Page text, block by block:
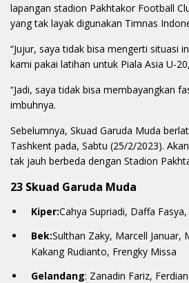
lapangan stadion Pakhtakor Football
yang tak layak digunakan Timnas
“Jujur, saya tidak bisa mengerti situasi
kami pakai latihan untuk Piala Asia U-
“Jadi, saya tidak bisa membayangkan
imbuhnya.
Sebelumnya, Skuad Garuda Muda
Tashkent pada, Sabtu (25/2/2023).
tak jauh berbeda dengan Stadion
23 Skuad Garuda Muda
Kiper:Cahya Supriadi, Daffa
Bek:Sulthan Zaky, Marcell Januar,
Kakang Rudianto, Frengky Missa
Gelandang: Zanadin Fariz,